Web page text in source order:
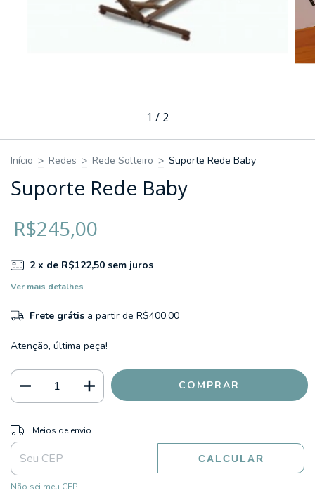
1 / 2
Início > Redes > Rede Solteiro > Suporte Rede Baby
Suporte Rede Baby
R$245,00
2 x de R$122,50 sem juros
Ver mais detalhes
Frete grátis a partir de R$400,00
Atenção, última peça!
Entregas para o CEP:
Meios de envio
CALCULAR
Não sei meu CEP